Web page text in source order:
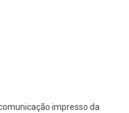
impresso da